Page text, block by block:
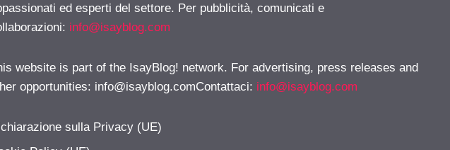
ed esperti del settore. Per pubblicità, comunicati e
info@isayblog.com
website is part of the IsayBlog! network. For advertising, press releases and
opportunities: info@isayblog.comContattaci: info@isayblog.com
sulla Privacy (UE)